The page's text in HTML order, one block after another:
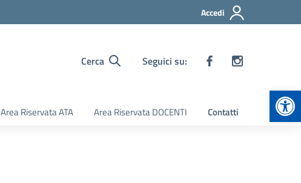
Accedi
Cerca Seguici su:
Area Riservata ATA Area Riservata DOCENTI Contatti